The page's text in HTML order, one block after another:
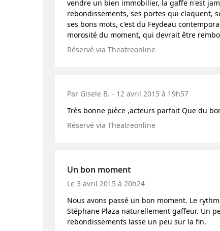
vendre un bien immobilier, la gaffe n'est
rebondissements, ses portes qui claquent,
ses bons mots, c'est du Feydeau
morosité du moment, qui devrait être
Réservé via Theatreonline
Par Gisele B. - 12 avril 2015 à 19h57
Très bonne pièce ,acteurs parfait Que du
Réservé via Theatreonline
Un bon moment
Le 3 avril 2015 à 20h24
Nous avons passé un bon moment. Le
Stéphane Plaza naturellement gaffeur. Un
rebondissements lasse un peu sur la fin.